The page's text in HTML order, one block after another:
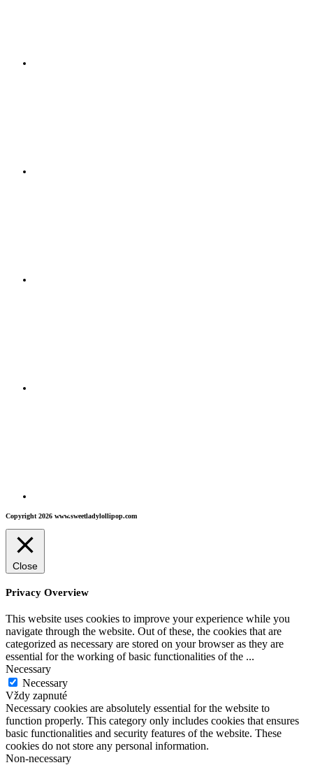
Copyright 2026 www.sweetladylollipop.com
Close
Privacy Overview
This website uses cookies to improve your experience while you
navigate through the website. Out of these, the cookies that are
categorized as necessary are stored on your browser as they are
essential for the working of basic functionalities of the ...
Necessary
Necessary
Vždy zapnuté
Necessary cookies are absolutely essential for the website to
function properly. This category only includes cookies that ensures
basic functionalities and security features of the website. These
cookies do not store any personal information.
Non-necessary